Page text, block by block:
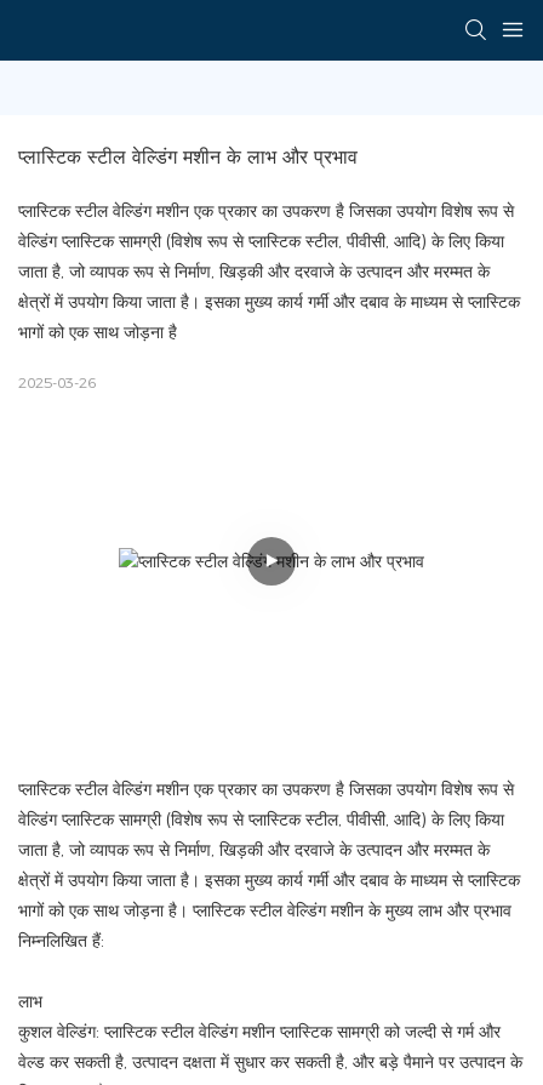
प्लास्टिक स्टील वेल्डिंग मशीन के लाभ और प्रभाव
प्लास्टिक स्टील वेल्डिंग मशीन एक प्रकार का उपकरण है जिसका उपयोग विशेष रूप से
वेल्डिंग प्लास्टिक सामग्री (विशेष रूप से प्लास्टिक स्टील, पीवीसी, आदि) के लिए किया
जाता है, जो व्यापक रूप से निर्माण, खिड़की और दरवाजे के उत्पादन और मरम्मत के
क्षेत्रों में उपयोग किया जाता है। इसका मुख्य कार्य गर्मी और दबाव के माध्यम से प्लास्टिक
भागों को एक साथ जोड़ना है
2025-03-26
प्लास्टिक स्टील वेल्डिंग मशीन एक प्रकार का उपकरण है जिसका उपयोग विशेष रूप से
वेल्डिंग प्लास्टिक सामग्री (विशेष रूप से प्लास्टिक स्टील, पीवीसी, आदि) के लिए किया
जाता है, जो व्यापक रूप से निर्माण, खिड़की और दरवाजे के उत्पादन और मरम्मत के
क्षेत्रों में उपयोग किया जाता है। इसका मुख्य कार्य गर्मी और दबाव के माध्यम से प्लास्टिक
भागों को एक साथ जोड़ना है। प्लास्टिक स्टील वेल्डिंग मशीन के मुख्य लाभ और प्रभाव
निम्नलिखित हैं:
लाभ
कुशल वेल्डिंग: प्लास्टिक स्टील वेल्डिंग मशीन प्लास्टिक सामग्री को जल्दी से गर्म और
वेल्ड कर सकती है, उत्पादन दक्षता में सुधार कर सकती है, और बड़े पैमाने पर उत्पादन के